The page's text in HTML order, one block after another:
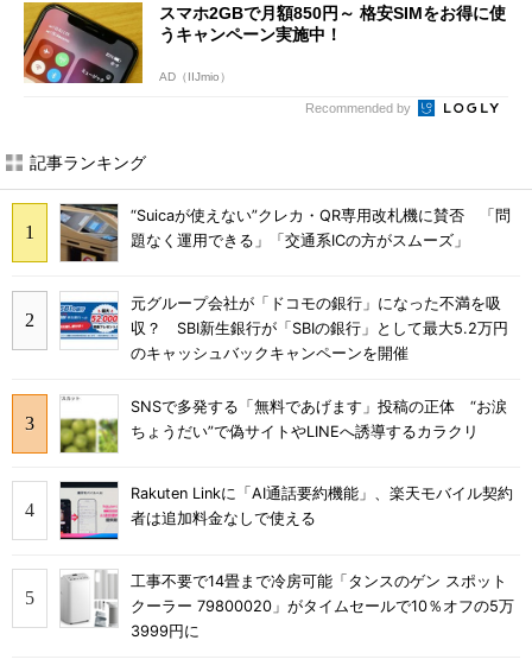
スマホ2GBで月額850円～ 格安SIMをお得に使
うキャンペーン実施中！
AD（IIJmio）
Recommended by
記事ランキング
“Suicaが使えない”クレカ・QR専用改札機に賛否 「問
題なく運用できる」「交通系ICの方がスムーズ」
元グループ会社が「ドコモの銀行」になった不満を吸
収？ SBI新生銀行が「SBIの銀行」として最大5.2万円
のキャッシュバックキャンペーンを開催
SNSで多発する「無料であげます」投稿の正体 “お涙
ちょうだい”で偽サイトやLINEへ誘導するカラクリ
Rakuten Linkに「AI通話要約機能」、楽天モバイル契約
者は追加料金なしで使える
工事不要で14畳まで冷房可能「タンスのゲン スポット
クーラー 79800020」がタイムセールで10％オフの5万
3999円に